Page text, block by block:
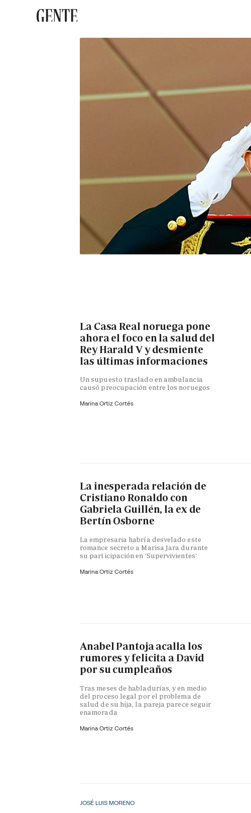
GENTE
La Casa Real noruega pone
ahora el foco en la salud del
Rey Harald V y desmiente
las últimas informaciones
Un supuesto traslado en ambulancia
causó preocupación entre los noruegos
Marina Ortiz Cortés
La inesperada relación de
Cristiano Ronaldo con
Gabriela Guillén, la ex de
Bertín Osborne
La empresaria habría desvelado este
romance secreto a Marisa Jara durante
su participación en 'Supervivientes'
Marina Ortiz Cortés
Anabel Pantoja acalla los
rumores y felicita a David
por su cumpleaños
Tras meses de habladurías, y en medio
del proceso legal por el problema de
salud de su hija, la pareja parece seguir
enamorada
Marina Ortiz Cortés
JOSÉ LUIS MORENO